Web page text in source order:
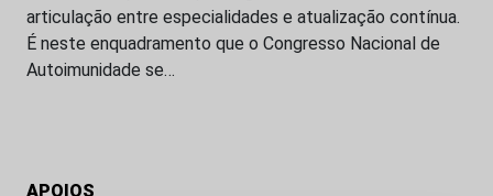
articulação entre especialidades e atualização contínua.
É neste enquadramento que o Congresso Nacional de
Autoimunidade se…
APOIOS